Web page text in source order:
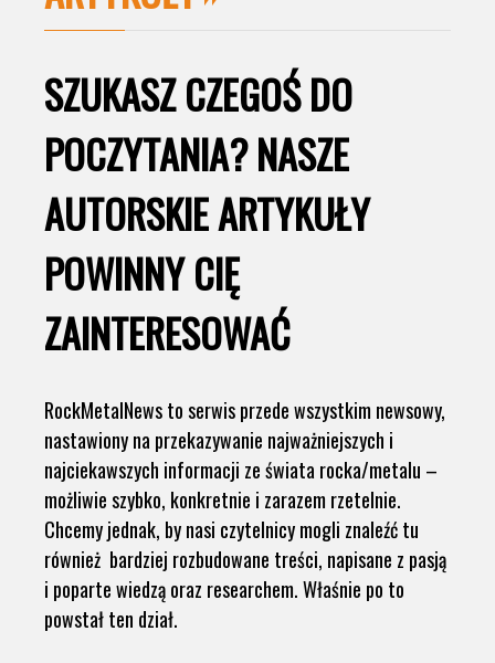
SZUKASZ CZEGOŚ DO
POCZYTANIA? NASZE
AUTORSKIE ARTYKUŁY
POWINNY CIĘ
ZAINTERESOWAĆ
RockMetalNews to serwis przede wszystkim newsowy,
nastawiony na przekazywanie najważniejszych i
najciekawszych informacji ze świata rocka/metalu –
możliwie szybko, konkretnie i zarazem rzetelnie.
Chcemy jednak, by nasi czytelnicy mogli znaleźć tu
również bardziej rozbudowane treści, napisane z pasją
i poparte wiedzą oraz researchem. Właśnie po to
powstał ten dział.